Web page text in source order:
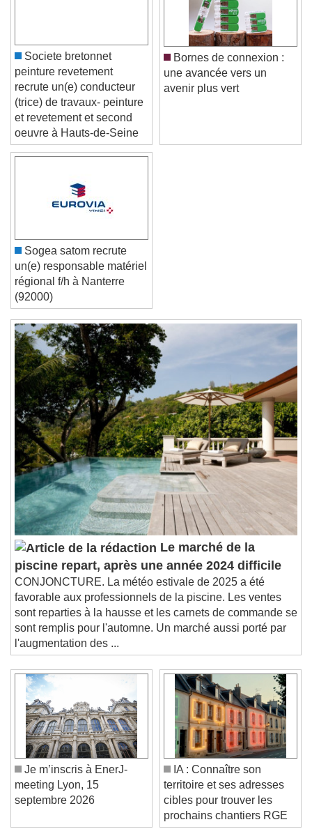
Caption Area Background
Color
Font Size
Text Edge Style
Font Family
Reset
Done
Close Modal Dialog
End of dialog window.
Societe bretonnet
peinture revetement
recrute un(e) conducteur
(trice) de travaux- peinture
et revetement et second
oeuvre à Hauts-de-Seine
Bornes de connexion :
une avancée vers un
avenir plus vert
Sogea satom recrute
un(e) responsable matériel
régional f/h à Nanterre
(92000)
Le marché de la
piscine repart, après une année 2024 difficile
CONJONCTURE. La météo estivale de 2025 a été
favorable aux professionnels de la piscine. Les ventes
sont reparties à la hausse et les carnets de commande se
sont remplis pour l'automne. Un marché aussi porté par
l'augmentation des ...
Je m’inscris à EnerJ-
meeting Lyon, 15
septembre 2026
IA : Connaître son
territoire et ses adresses
cibles pour trouver les
prochains chantiers RGE